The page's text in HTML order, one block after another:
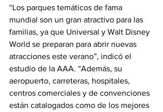
“Los parques temáticos de fama
mundial son un gran atractivo para las
familias, ya que Universal y Walt Disney
World se preparan para abrir nuevas
atracciones este verano”, indicó el
estudio de la AAA. “Además, su
aeropuerto, carreteras, hospitales,
centros comerciales y de convenciones
están catalogados como de los mejores